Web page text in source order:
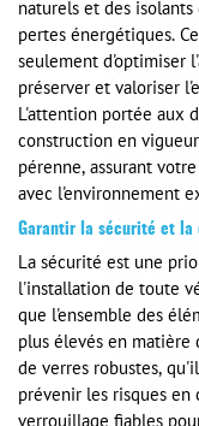
naturels et des
pertes énergétiques.
seulement d'optimiser
préserver et valoriser
L'attention portée aux
construction en
pérenne, assurant
avec l'environnement
Garantir la sécurité et la
La sécurité est une
l'installation de toute
que l'ensemble des
plus élevés en matière
de verres robustes,
prévenir les risques en
verrouillage fiables